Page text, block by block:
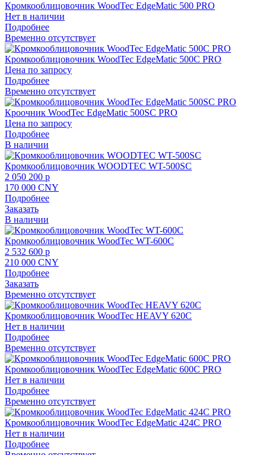
Кромкооблицовочник WoodTec EdgeMatic 500 PRO
Нет в наличии
Подробнее
Временно отсутствует
Кромкооблицовочник WoodTec EdgeMatic 500C PRO
Цена по запросу
Подробнее
Временно отсутствует
Кроочник WoodTec EdgeMatic 500SС PRO
Цена по запросу
Подробнее
В наличии
Кромкооблицовочник WOODTEC WT-500SC
2 050 200 p
170 000 CNY
Подробнее
Заказать
В наличии
Кромкооблицовочник WoodTec WT-600С
2 532 600 p
210 000 CNY
Подробнее
Заказать
Временно отсутствует
Кромкооблицовочник WoodTec HEAVY 620C
Нет в наличии
Подробнее
Временно отсутствует
Кромкооблицовочник WoodTec EdgeMatic 600C PRO
Нет в наличии
Подробнее
Временно отсутствует
Кромкооблицовочник WoodTec EdgeMatic 424C PRO
Нет в наличии
Подробнее